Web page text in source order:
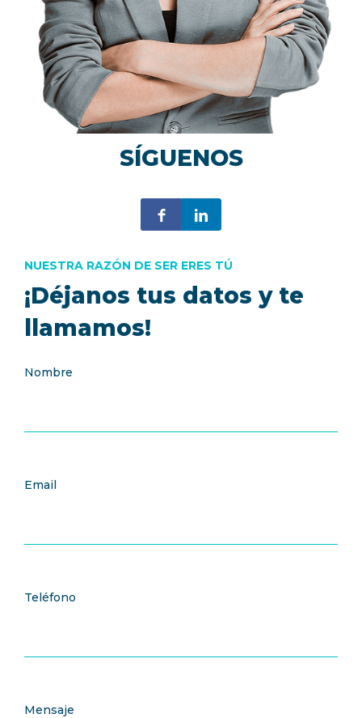
SÍGUENOS
¡Déjanos tus datos y te
llamamos!
NUESTRA RAZÓN DE SER ERES TÚ
Nombre
Email
Teléfono
Mensaje